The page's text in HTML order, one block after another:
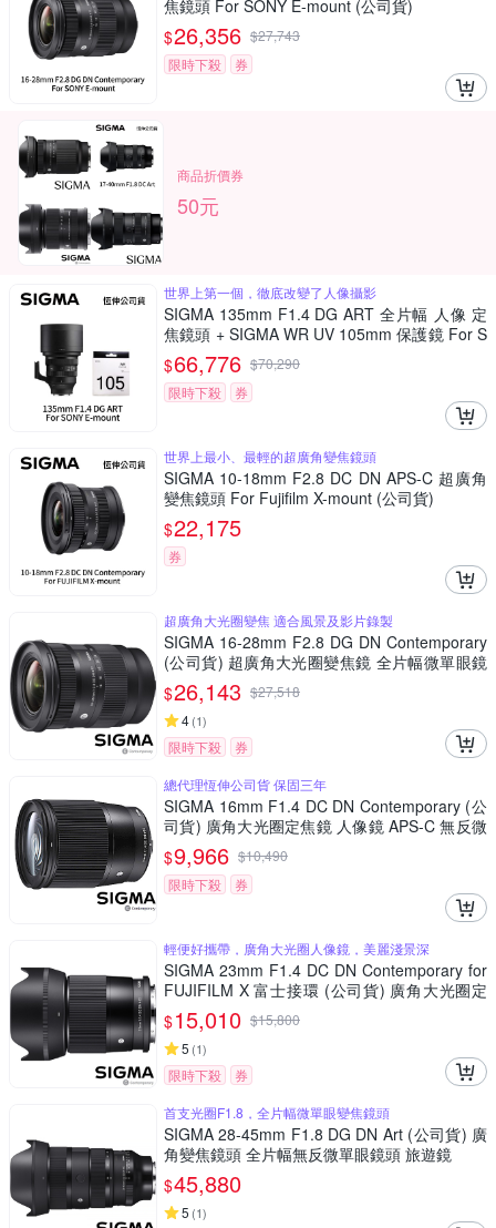
焦鏡頭 For SONY E-mount (公司貨)
$26,356 $27,743
限時下殺
券
商品折價券
50元
世界上第一個，徹底改變了人像攝影
SIGMA 135mm F1.4 DG ART 全片幅 人像 定
焦鏡頭 + SIGMA WR UV 105mm 保護鏡 For S
ONY E-mount (公司貨)
$66,776 $70,290
限時下殺
券
世界上最小、最輕的超廣角變焦鏡頭
SIGMA 10-18mm F2.8 DC DN APS-C 超廣角
變焦鏡頭 For Fujifilm X-mount (公司貨)
$22,175
券
超廣角大光圈變焦 適合風景及影片錄製
SIGMA 16-28mm F2.8 DG DN Contemporary
(公司貨) 超廣角大光圈變焦鏡 全片幅微單眼鏡
頭
$26,143 $27,518
4(1)
限時下殺
券
總代理恆伸公司貨 保固三年
SIGMA 16mm F1.4 DC DN Contemporary (公
司貨) 廣角大光圈定焦鏡 人像鏡 APS-C 無反微
單眼專用鏡頭
$9,966 $10,490
限時下殺
券
輕便好攜帶，廣角大光圈人像鏡，美麗淺景深
SIGMA 23mm F1.4 DC DN Contemporary for
FUJIFILM X 富士接環 (公司貨) 廣角大光圈定
焦鏡 人像鏡 APS-C 無反微單眼專用鏡頭
$15,010 $15,800
5 (1)
限時下殺
券
首支光圈F1.8，全片幅微單眼變焦鏡頭
SIGMA 28-45mm F1.8 DG DN Art (公司貨) 廣
角變焦鏡頭 全片幅無反微單眼鏡頭 旅遊鏡
$45,880
5 (1)